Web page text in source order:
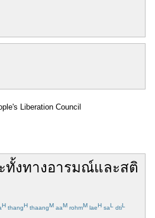
Liberation Council
ทั้งทางอารมณ์และสติ
H thangH thaangM aaM rohmM laeH saL dtiL